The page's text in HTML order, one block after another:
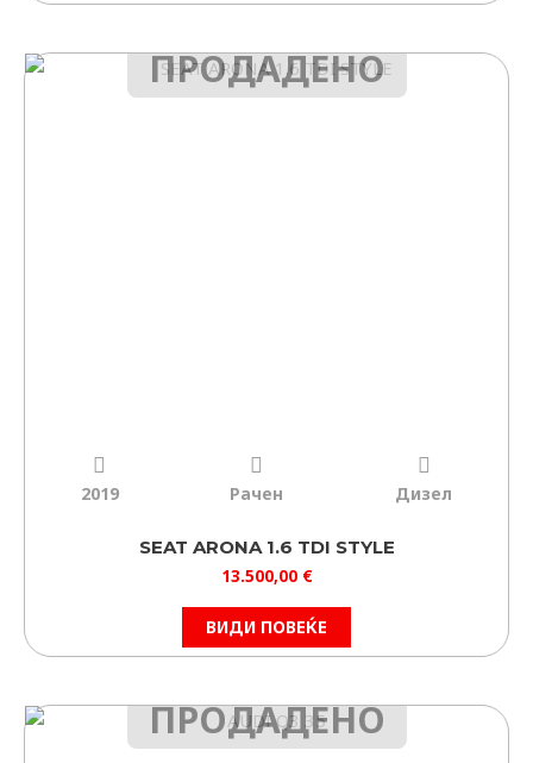
ПРОДАДЕНО
2019 Рачен Дизел
SEAT ARONA 1.6 TDI STYLE
13.500,00 €
ВИДИ ПОВЕЌЕ
ПРОДАДЕНО